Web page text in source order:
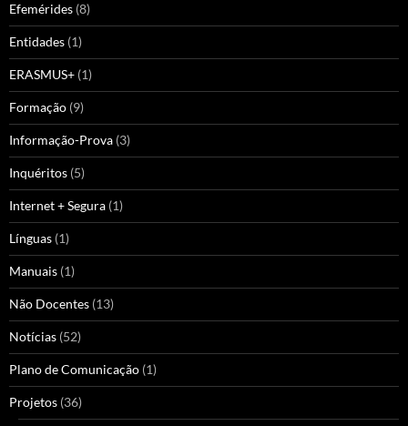
Efemérides (8)
Entidades (1)
ERASMUS+ (1)
Formação (9)
Informação-Prova (3)
Inquéritos (5)
Internet + Segura (1)
Línguas (1)
Manuais (1)
Não Docentes (13)
Notícias (52)
Plano de Comunicação (1)
Projetos (36)